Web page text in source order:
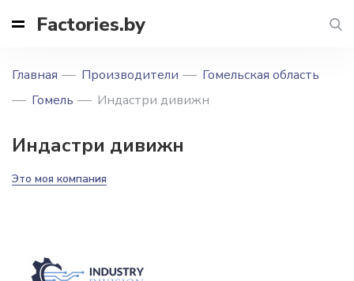
Factories.by
Главная Производители
Гомельская область
Гомель
Индастри дивижн
Индастри дивижн
Это моя компания